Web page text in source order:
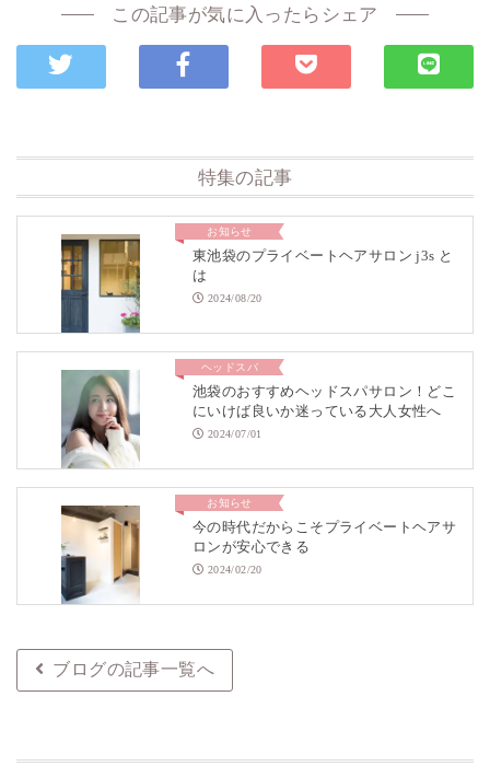
この記事が気に入ったらシェア
特集の記事
お知らせ
東池袋のプライベートヘアサロン j3s と
は
2024/08/20
ヘッドスパ
池袋のおすすめヘッドスパサロン！どこ
にいけば良いか迷っている大人女性へ
2024/07/01
お知らせ
今の時代だからこそプライベートヘアサ
ロンが安心できる
2024/02/20
ブログの記事一覧へ